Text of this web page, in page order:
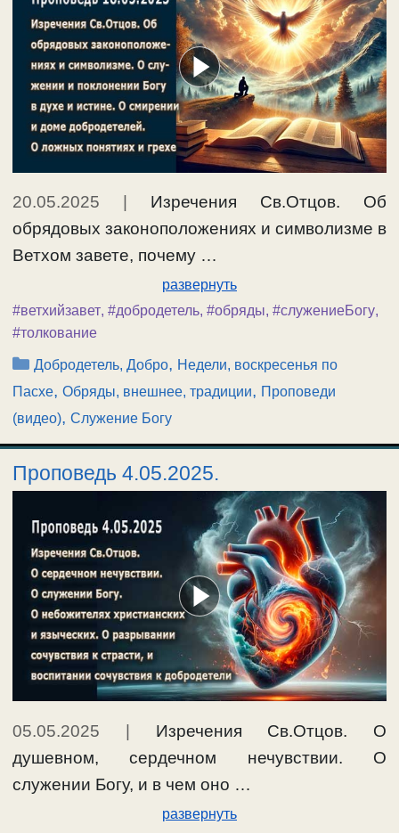
20.05.2025
Изречения Св.Отцов. Об
обрядовых законоположениях и символизме в
Ветхом завете, почему …
развернуть
#ветхийзавет, #добродетель, #обряды, #служениеБогу,
#толкование
Рубрики
Добродетель, Добро, Недели, воскресенья по
Пасхе, Обряды, внешнее, традиции, Проповеди
(видео), Служение Богу
Проповедь 4.05.2025.
05.05.2025
Изречения Св.Отцов. О
душевном, сердечном нечувствии. О
служении Богу, и в чем оно …
развернуть